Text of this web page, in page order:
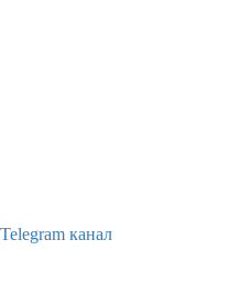
Telegram канал